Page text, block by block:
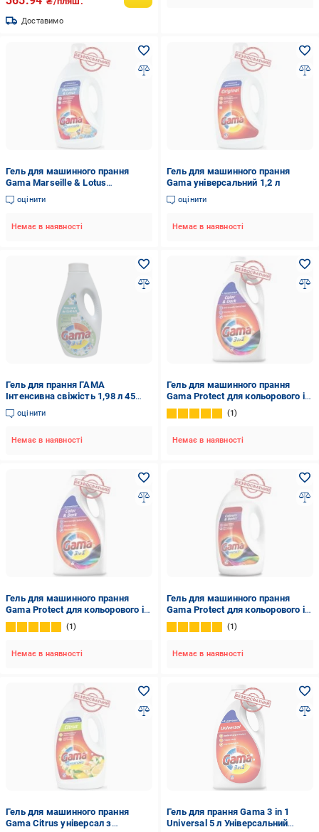
Доставимо
Гель для машинного прання
Gama Marseille & Lotus
універсальний 1,2 л
оцінити
Немає в наявності
Гель для машинного прання
Gama універсальний 1,2 л
оцінити
Немає в наявності
Гель для прання ГАМА
Інтенсивна свіжість 1,98 л 45
прань (44010)
оцінити
Немає в наявності
Гель для машинного прання
Gama Protect для кольорового і
темного білизни 4,15 л
1
Немає в наявності
Гель для машинного прання
Gama Protect для кольорового і
темного білизни 5 л
1
Немає в наявності
Гель для машинного прання
Gama Protect для кольорового і
темного білизни 1,2 л
1
Немає в наявності
Гель для машинного прання
Gama Citrus універсал з
Гель для прання Gama 3 in 1
Universal 5 л Універсальний